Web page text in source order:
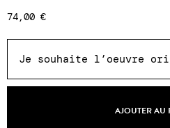
74,00 €
Je souhaite l’oeuvre
AJOUTER AU